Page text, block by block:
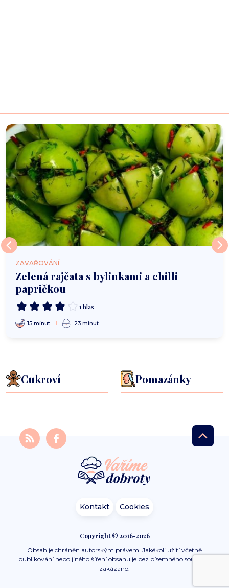
ZAVAŘOVÁNÍ
Zelená rajčata s bylinkami a chilli
papričkou
1 hlas
15 minut 23 minut
Cukroví Pomazánky
Kontakt Cookies
Copyright © 2016-2026
Obsah je chráněn autorským právem. Jakékoli užití včetně
publikování nebo jiného šíření obsahu je bez písemného souhlasu
zakázáno.